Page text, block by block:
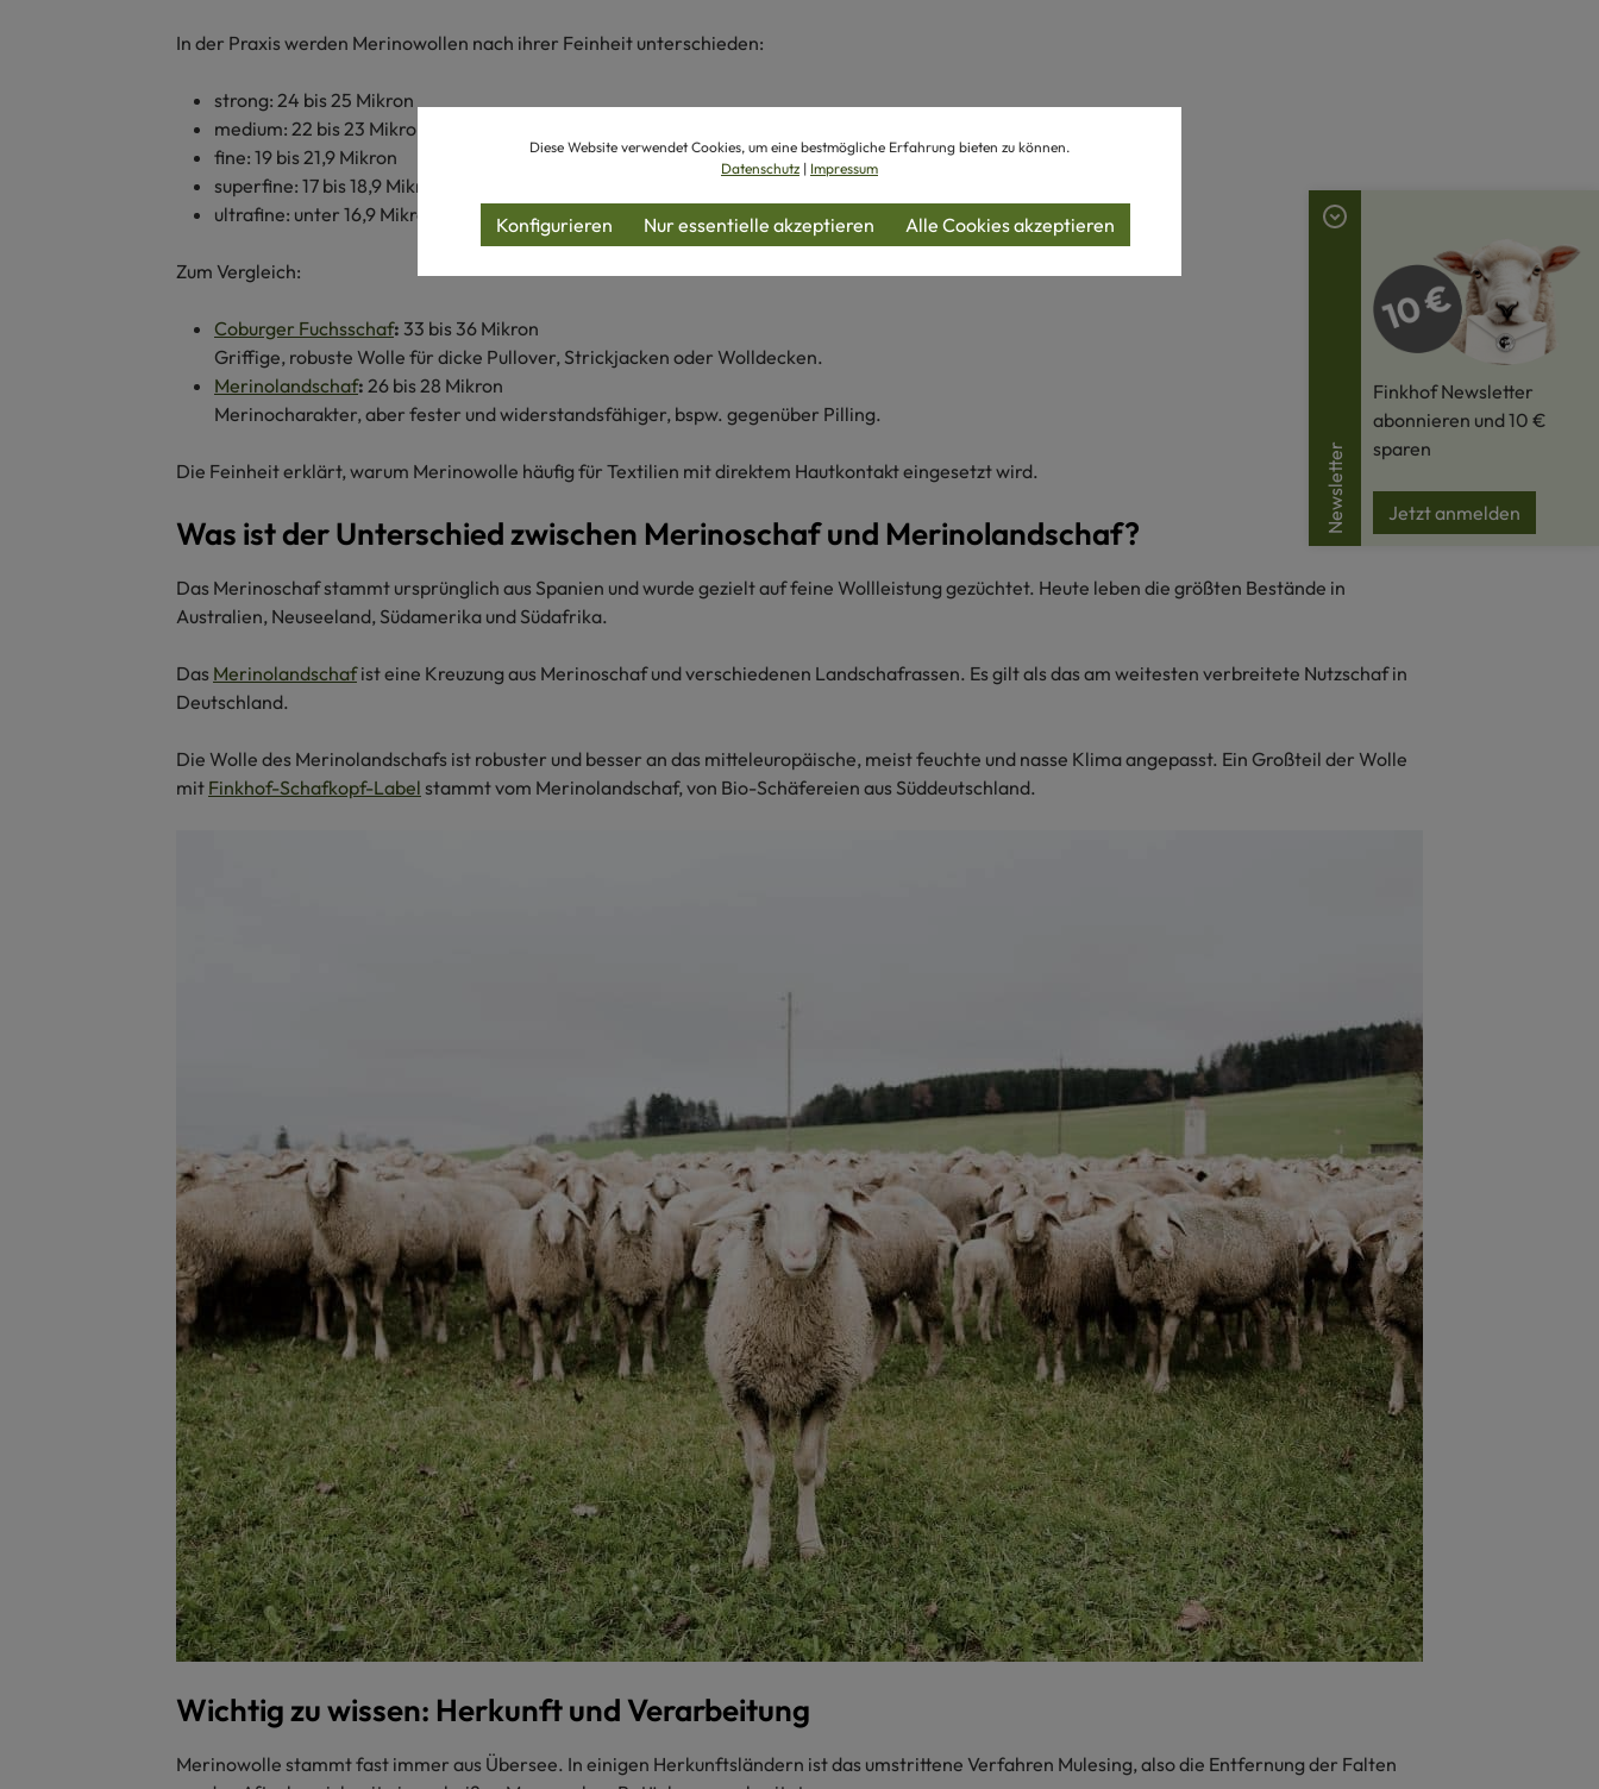
In der Praxis werden Merinowollen nach ihrer Feinheit unterschieden:
strong: 24 bis 25 Mikron
medium: 22 bis 23 Mikron
fine: 19 bis 21,9 Mikron
superfine: 17 bis 18,9 Mikron
ultrafine: unter 16,9 Mikron
Zum Vergleich:
Coburger Fuchsschaf: 33 bis 36 Mikron
Griffige, robuste Wolle für dicke Pullover, Strickjacken oder Wolldecken.
Merinolandschaf: 26 bis 28 Mikron
Merinocharakter, aber fester und widerstandsfähiger, bspw. gegenüber Pilling.
Die Feinheit erklärt, warum Merinowolle häufig für Textilien mit direktem Hautkontakt eingesetzt wird.
Was ist der Unterschied zwischen Merinoschaf und Merinolandschaf?
Das Merinoschaf stammt ursprünglich aus Spanien und wurde gezielt auf feine Wollleistung gezüchtet. Heute leben die größten Bestände in
Australien, Neuseeland, Südamerika und Südafrika.
Das Merinolandschafist eine Kreuzung aus Merinoschaf und verschiedenen Landschafrassen. Es gilt als das am weitesten verbreitete Nutzschaf in
Deutschland.
Die Wolle des Merinolandschafs ist robuster und besser an das mitteleuropäische, meist feuchte und nasse Klima angepasst. Ein Großteil der Wolle
mit Finkhof-Schafkopf-Label stammt vom Merinolandschaf, von Bio-Schäfereien aus Süddeutschland.
Wichtig zu wissen: Herkunft und Verarbeitung
Merinowolle stammt fast immer aus Übersee. In einigen Herkunftsländern ist das umstrittene Verfahren Mulesing, also die Entfernung der Falten
Newsletter
Finkhof Newsletter
abonnieren und 10 €
sparen
Jetzt anmelden
Diese Website verwendet Cookies, um eine bestmögliche Erfahrung bieten zu können.
Datenschutz | Impressum
Nur essentielle akzeptieren
Konfigurieren Alle Cookies akzeptieren